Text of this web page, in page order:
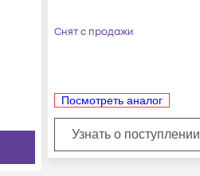
Снят с продажи
Посмотреть аналог
Узнать о поступлении